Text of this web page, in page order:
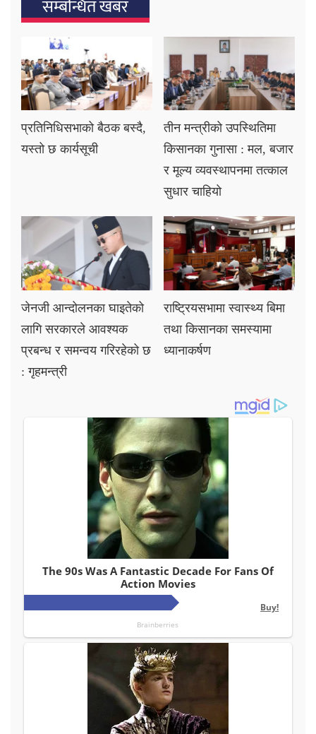
सम्बन्धित खबर
प्रतिनिधिसभाको बैठक बस्दै,
यस्तो छ कार्यसूची
तीन मन्त्रीको उपस्थितिमा
किसानका गुनासा : मल, बजार
र मूल्य व्यवस्थापनमा तत्काल
सुधार चाहियो
जेनजी आन्दोलनका घाइतेको
लागि सरकारले आवश्यक
प्रबन्ध र समन्वय गरिरहेको छ
: गृहमन्त्री
राष्ट्रियसभामा स्वास्थ्य बिमा
तथा किसानका समस्यामा
ध्यानाकर्षण